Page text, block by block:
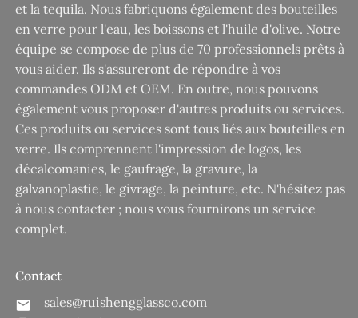
et la tequila. Nous fabriquons également des bouteilles
en verre pour l'eau, les boissons et l'huile d'olive. Notre
équipe se compose de plus de 70 professionnels prêts à
vous aider. Ils s'assureront de répondre à vos
commandes ODM et OEM. En outre, nous pouvons
également vous proposer d'autres produits ou services.
Ces produits ou services sont tous liés aux bouteilles en
verre. Ils comprennent l'impression de logos, les
décalcomanies, le gaufrage, la gravure, la
galvanoplastie, le givrage, la peinture, etc. N'hésitez pas
à nous contacter ; nous vous fournirons un service
complet.
Contact
sales@ruishengglassco.com